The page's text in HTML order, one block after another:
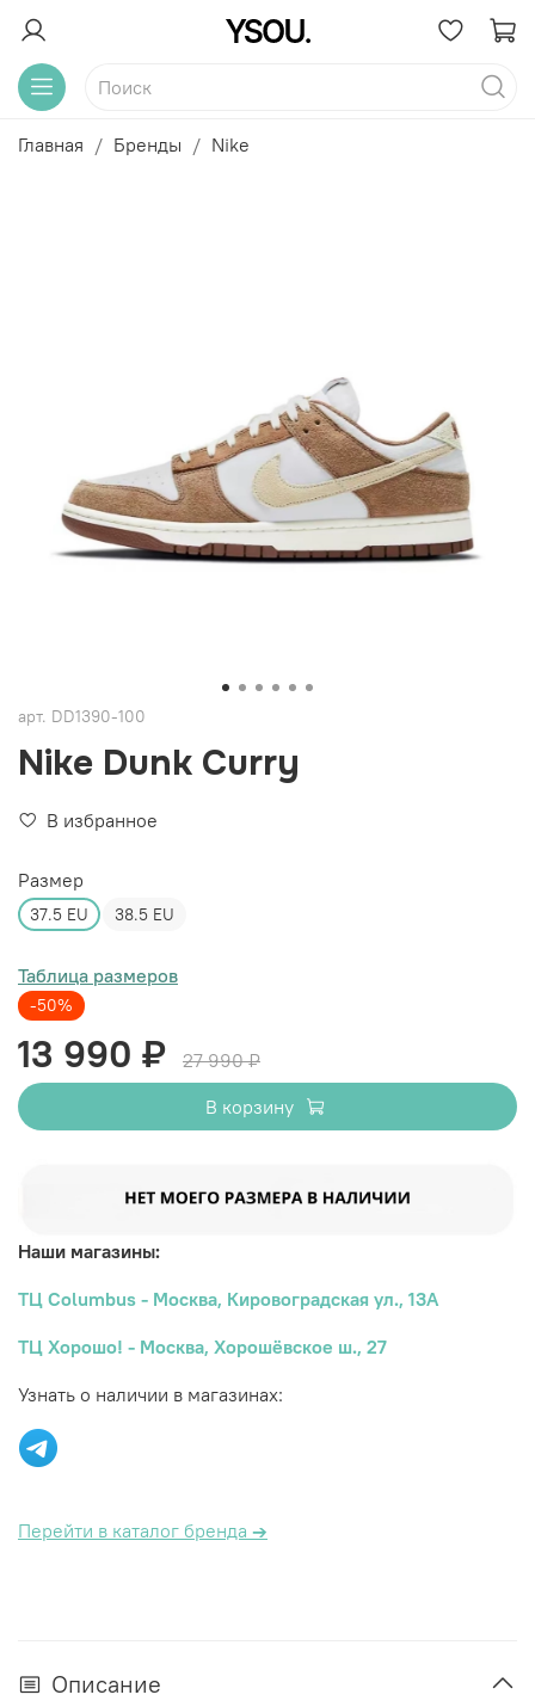
Главная Бренды Nike
арт. DD1390-100
Nike Dunk Curry
В избранное
Размер
37.5 EU 38.5 EU
Таблица размеров
-50%
13 990 ₽
27 990 ₽
В корзину
Наши магазины:
ТЦ Columbus - Москва, Кировоградская ул., 13А
ТЦ Хорошо! - Москва, Хорошёвское ш., 27
Узнать о наличии в магазинах:
Перейти в каталог бренда →
Описание